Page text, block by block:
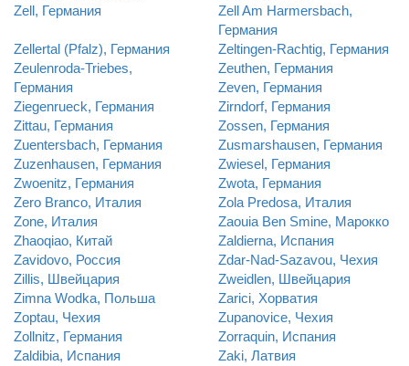
Zell, Германия
Zell Am Harmersbach,
Германия
Zellertal (Pfalz), Германия
Zeltingen-Rachtig, Германия
Zeulenroda-Triebes,
Германия
Zeuthen, Германия
Zeven, Германия
Ziegenrueck, Германия
Zirndorf, Германия
Zittau, Германия
Zossen, Германия
Zuentersbach, Германия
Zusmarshausen, Германия
Zuzenhausen, Германия
Zwiesel, Германия
Zwoenitz, Германия
Zwota, Германия
Zero Branco, Италия
Zola Predosa, Италия
Zone, Италия
Zaouia Ben Smine, Марокко
Zhaoqiao, Китай
Zaldierna, Испания
Zavidovo, Россия
Zdar-Nad-Sazavou, Чехия
Zillis, Швейцария
Zweidlen, Швейцария
Zimna Wodka, Польша
Zarici, Хорватия
Zoptau, Чехия
Zupanovice, Чехия
Zollnitz, Германия
Zorraquin, Испания
Zaldibia, Испания
Zaki, Латвия